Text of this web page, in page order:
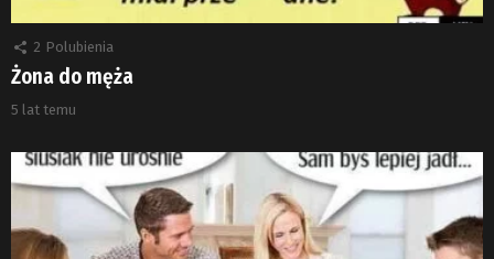
2 Polubienia
Żona do męża
5 lat temu